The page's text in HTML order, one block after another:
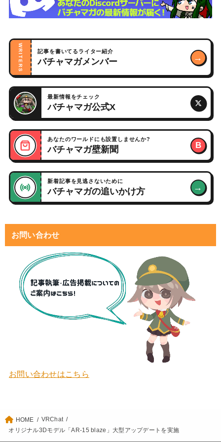
WRITERS 記事を書いてるライター紹介
バチャマガメンバー →
最新情報をチェック
バチャマガ公式X
あなたのワールドにも設置しませんか?
バチャマガ壁新聞 B
新着記事を見逃さないために
バチャマガの追いかけ方 →
お問い合わせ
お問い合わせはこちら
HOME
VRChat
オリジナル3Dモデル「AR-15 blaze」大型アップデートを実施